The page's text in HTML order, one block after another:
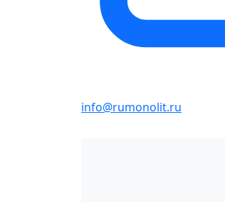
info@rumonolit.ru